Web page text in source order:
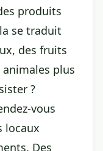
produits
se traduit
des fruits
plus
?
vous
locaux
Des